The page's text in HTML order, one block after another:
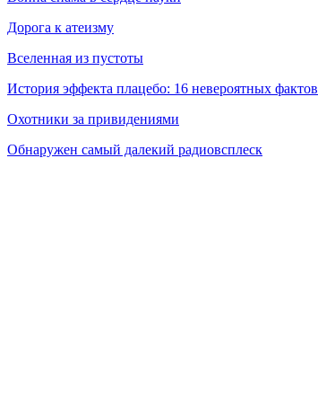
Дорога к атеизму
Вселенная из пустоты
История эффекта плацебо: 16 невероятных фактов
Охотники за привидениями
Обнаружен самый далекий радиовсплеск